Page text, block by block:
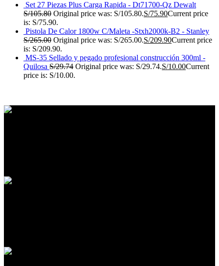
Set 27 Piezas Plus Carga Rapida - Dt71700-Qz Dewalt
S/105.80 Original price was: S/105.80.S/75.90Current price
is: S/75.90.
Pistola De Calor 1800w C/Maleta -Stxh2000k-B2 - Stanley
S/265.00 Original price was: S/265.00.S/209.90Current price
is: S/209.90.
MS-35 Sellado y pegado profesional construcción 300ml -
Quilosa S/29.74 Original price was: S/29.74.S/10.00Current
price is: S/10.00.